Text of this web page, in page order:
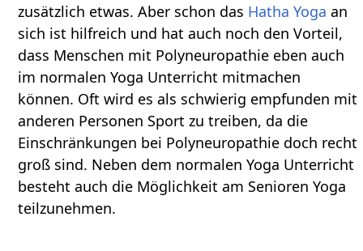
zusätzlich etwas. Aber schon das Hatha Yoga an
sich ist hilfreich und hat auch noch den Vorteil,
dass Menschen mit Polyneuropathie eben auch
im normalen Yoga Unterricht mitmachen
können. Oft wird es als schwierig empfunden mit
anderen Personen Sport zu treiben, da die
Einschränkungen bei Polyneuropathie doch recht
groß sind. Neben dem normalen Yoga Unterricht
besteht auch die Möglichkeit am Senioren Yoga
teilzunehmen.